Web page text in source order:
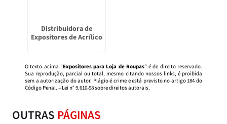
Distribuidora de
Expositores de Acrílico
O texto acima "Expositores para Loja de Roupas" é de direito reservado.
Sua reprodução, parcial ou total, mesmo citando nossos links, é proibida
sem a autorização do autor. Plágio é crime e está previsto no artigo 184 do
Código Penal. – Lei n° 9.610-98 sobre direitos autorais.
OUTRAS PÁGINAS